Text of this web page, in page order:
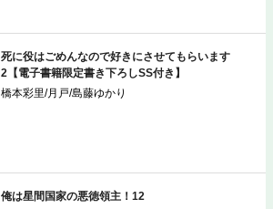
死に役はごめんなので好きにさせてもらいます
2【電子書籍限定書き下ろしSS付き】
橋本彩里/月戸/島藤ゆかり
俺は星間国家の悪徳領主！12